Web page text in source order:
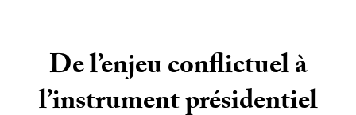
De l’enjeu conflictuel à
l’instrument présidentiel